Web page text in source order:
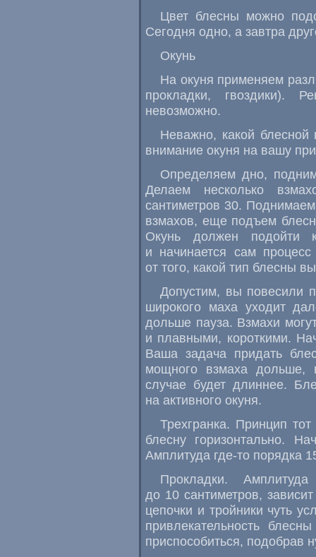
Цвет блесны можно
Сегодня одно, а завтра
Окунь
На окуня применяем
прокладки, гвоздики).
невозможно.
Неважно, какой блесной
внимание окуня на вашу
Определяем дно,
Делаем несколько
сантиметров 30.
взмахов, еще подъем
Окунь должен подойти
и начинается сам
от того, какой тип блесны
Допустим, вы повесили
широкого маха уходит
дольше пауза. Взмахи
и плавными, короткими.
Ваша задача придать
мощного взмаха дольше,
случае будет длиннее.
на активного окуня.
Трехгранка. Принцип
блесну горизонтально.
Амплитуда где-то порядка
Прокладки.
до 10 сантиметров,
цепочки и тройники чуть
привлекательность
приспособиться, подобрав